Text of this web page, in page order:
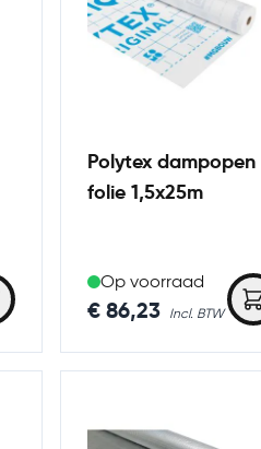
Polytex dampopen
folie 1,5x25m
Op voorraad
€ 86,23